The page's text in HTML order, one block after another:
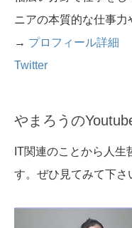
ニアの本質的な仕事力
→ プロフィール詳細
Twitter
やまろうの
IT関連のことから人生
す。ぜひ見てみて下さ